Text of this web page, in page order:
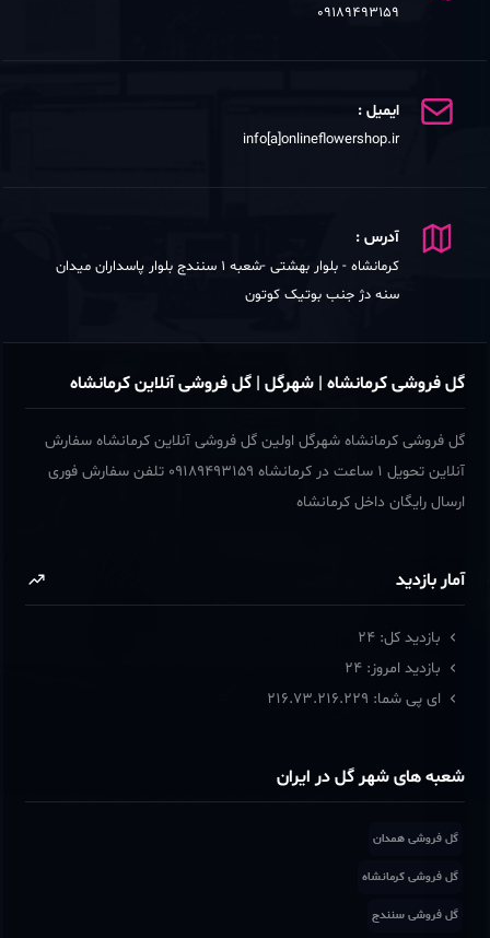
09189493159
ایمیل :
info[a]onlineflowershop.ir
آدرس :
کرمانشاه - بلوار بهشتی -شعبه 1 سنندج بلوار پاسداران میدان
سنه دژ جنب بوتیک کوتون
گل فروشی کرمانشاه | شهرگل | گل فروشی آنلاین کرمانشاه
گل فروشی کرمانشاه شهرگل اولین گل فروشی آنلاین کرمانشاه سفارش
آنلاین تحویل 1 ساعت در کرمانشاه 09189493159 تلفن سفارش فوری
ارسال رایگان داخل کرمانشاه
آمار بازدید
بازدید کل: 24
بازدید امروز: 24
ای پی شما: 216.73.216.229
شعبه های شهر گل در ایران
گل فروشی همدان
گل فروشی کرمانشاه
گل فروشی سنندج